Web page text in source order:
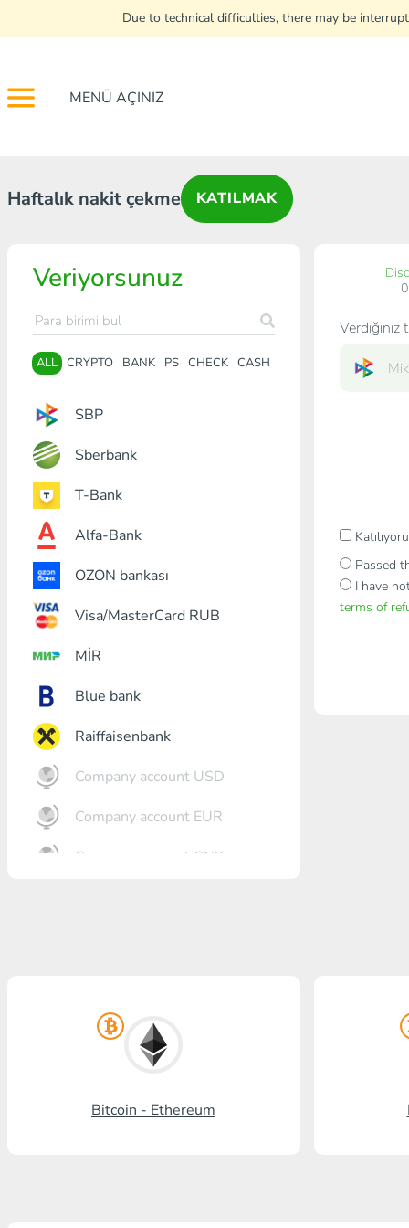
Due to technical difficulties, there may be
MENÜ AÇINIZ
Haftalık nakit çekme KATILMAK
Veriyorsunuz
ALL CRYPTO BANK PS CHECK CASH
SBP
Sberbank
T-Bank
Alfa-Bank
OZON bankası
Visa/MasterCard RUB
MİR
Blue bank
Raiffaisenbank
Company account USD
Company account EUR
Company account CNY
Promsvyazbank
Rus standardı
Verdiğiniz
Passed
I have
terms of
Bitcoin - Ethereum